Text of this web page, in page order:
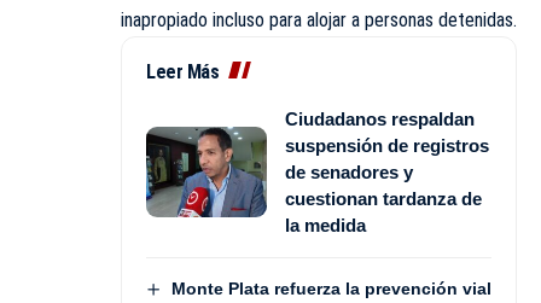
inapropiado incluso para alojar a personas detenidas.
Leer Más
Ciudadanos respaldan
suspensión de registros
de senadores y
cuestionan tardanza de
la medida
Monte Plata refuerza la prevención vial